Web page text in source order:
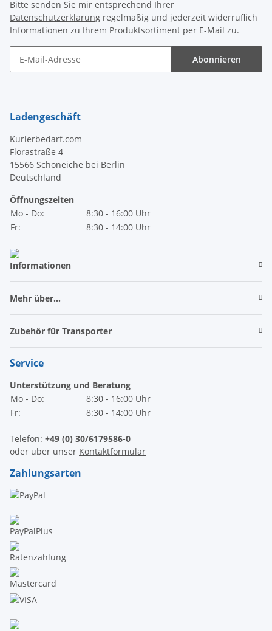
Bitte senden Sie mir entsprechend Ihrer
Datenschutzerklärung regelmäßig und jederzeit widerruflich
Informationen zu Ihrem Produktsortiment per E-Mail zu.
Abonnieren
Ladengeschäft
Kurierbedarf.com
Florastraße 4
15566 Schöneiche bei Berlin
Deutschland
Öffnungszeiten
Mo - Do:
8:30 - 16:00 Uhr
Fr:
8:30 - 14:00 Uhr
Informationen
Mehr über...
Zubehör für Transporter
Service
Unterstützung und Beratung
Mo - Do:
8:30 - 16:00 Uhr
Fr:
8:30 - 14:00 Uhr
Telefon: +49 (0) 30/6179586-0
oder über unser Kontaktformular
Zahlungsarten